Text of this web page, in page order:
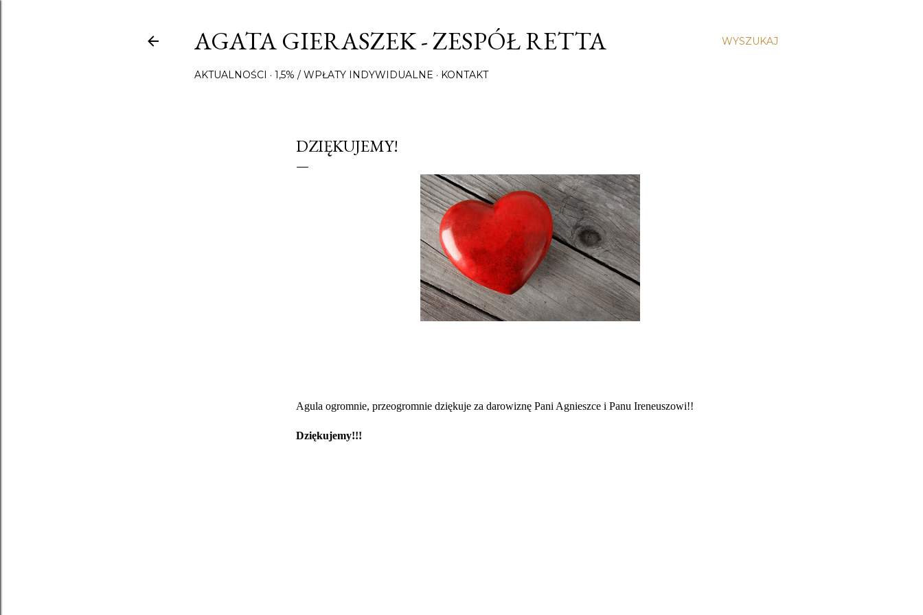
WYSZUKAJ
AGATA GIERASZEK - ZESPÓŁ RETTA
AKTUALNOŚCI 1,5% / WPŁATY INDYWIDUALNE KONTAKT
DZIĘKUJEMY!
Agula ogromnie, przeogromnie dziękuje za darowiznę Pani Agnieszce i Panu Ireneuszowi!!
Dziękujemy!!!